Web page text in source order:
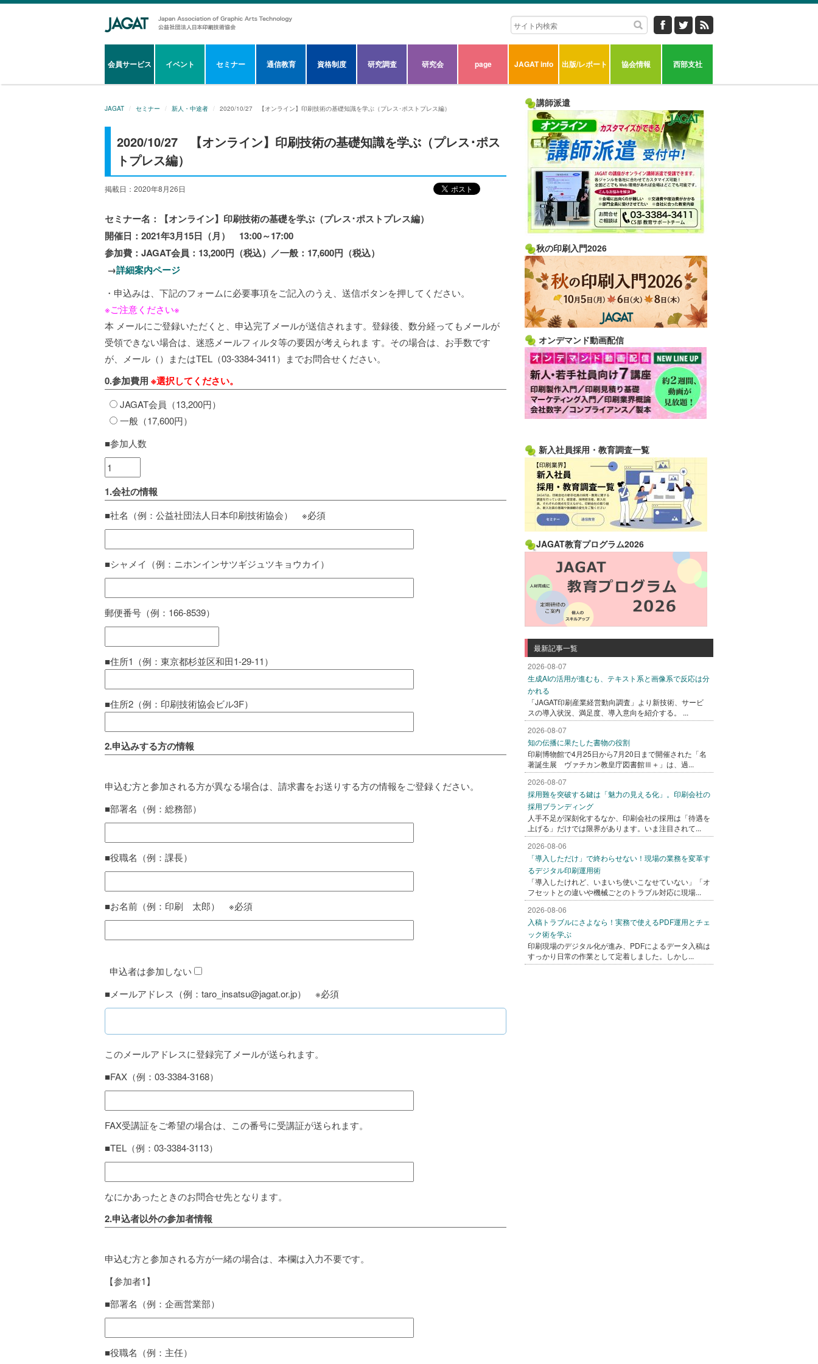
会員サービス イベント セミナー 通信教育 資格制度 研究調査 研究会 page JAGAT info 出版/レポート 協会情報 西部支社
JAGAT セミナー 新人・中途者 2020/10/27 【オンライン】印刷技術の基礎知識を学ぶ（プレス･ポストプレス編）
2020/10/27 【オンライン】印刷技術の基礎知識を学ぶ（プレス･ポス
トプレス編）
掲載日：2020年8月26日
セミナー名：【オンライン】印刷技術の基礎を学ぶ（プレス･ポストプレス編）
開催日：2021年3月15日（月） 13:00～17:00
参加費：JAGAT会員：13,200円（税込）／一般：17,600円（税込）
→詳細案内ページ
・申込みは、下記のフォームに必要事項をご記入のうえ、送信ボタンを押してください。
※ご注意ください※
本 メールにご登録いただくと、申込完了メールが送信されます。登録後、数分経ってもメールが
受領できない場合は、迷惑メールフィルタ等の要因が考えられま す。その場合は、お手数です
が、メール（）またはTEL（03-3384-3411）までお問合せください。
0.参加費用 ※選択してください。
JAGAT会員（13,200円）
一般（17,600円）
■参加人数
1.会社の情報
■社名（例：公益社団法人日本印刷技術協会） ※必須
■シャメイ（例：ニホンインサツギジュツキョウカイ）
郵便番号（例：166-8539）
■住所1（例：東京都杉並区和田1-29-11）
■住所2（例：印刷技術協会ビル3F）
2.申込みする方の情報
申込む方と参加される方が異なる場合は、請求書をお送りする方の情報をご登録ください。
■部署名（例：総務部）
■役職名（例：課長）
■お名前（例：印刷 太郎） ※必須
申込者は参加しない
■メールアドレス（例：taro_insatsu@jagat.or.jp） ※必須
このメールアドレスに登録完了メールが送られます。
■FAX（例：03-3384-3168）
FAX受講証をご希望の場合は、この番号に受講証が送られます。
■TEL（例：03-3384-3113）
なにかあったときのお問合せ先となります。
2.申込者以外の参加者情報
申込む方と参加される方が一緒の場合は、本欄は入力不要です。
【参加者1】
■部署名（例：企画営業部）
■役職名（例：主任）
講師派遣
秋の印刷入門2026
オンデマンド動画配信
新入社員採用・教育調査一覧
JAGAT教育プログラム2026
最新記事一覧
2026-08-07
生成AIの活用が進むも、テキスト系と画像系で反応は分
かれる
「JAGAT印刷産業経営動向調査」より新技術、サービ
スの導入状況、満足度、導入意向を紹介する。 ...
2026-08-07
知の伝播に果たした書物の役割
印刷博物館で4月25日から7月20日まで開催された「名
著誕生展 ヴァチカン教皇庁図書館Ⅲ＋」は、過...
2026-08-07
採用難を突破する鍵は「魅力の見える化」。印刷会社の
採用ブランディング
人手不足が深刻化するなか、印刷会社の採用は「待遇を
上げる」だけでは限界があります。いま注目されて...
2026-08-06
「導入しただけ」で終わらせない！現場の業務を変革す
るデジタル印刷運用術
「導入したけれど、いまいち使いこなせていない」「オ
フセットとの違いや機械ごとのトラブル対応に現場...
2026-08-06
入稿トラブルにさよなら！実務で使えるPDF運用とチェ
ック術を学ぶ
印刷現場のデジタル化が進み、PDFによるデータ入稿は
すっかり日常の作業として定着しました。しかし...